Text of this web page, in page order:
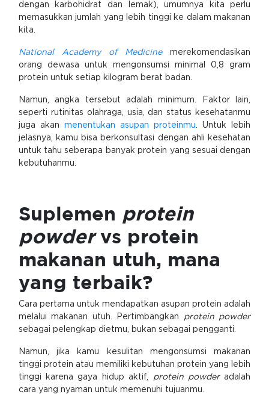
dengan karbohidrat dan lemak), umumnya kita perlu
memasukkan jumlah yang lebih tinggi ke dalam makanan
kita.
National Academy of Medicinemerekomendasikan
orang dewasa untuk mengonsumsi minimal 0,8 gram
protein untuk setiap kilogram berat badan.
Namun, angka tersebut adalah minimum. Faktor lain,
seperti rutinitas olahraga, usia, dan status kesehatanmu
juga akan menentukan asupan proteinmu. Untuk lebih
jelasnya, kamu bisa berkonsultasi dengan ahli kesehatan
untuk tahu seberapa banyak protein yang sesuai dengan
kebutuhanmu.
Suplemen protein
powdervs protein
makanan utuh, mana
yang terbaik?
Cara pertama untuk mendapatkan asupan protein adalah
melalui makanan utuh. Pertimbangkan protein powder
sebagai pelengkap dietmu, bukan sebagai pengganti.
Namun, jika kamu kesulitan mengonsumsi makanan
tinggi protein atau memiliki kebutuhan protein yang lebih
tinggi karena gaya hidup aktif, protein powderadalah
cara yang nyaman untuk memenuhi tujuanmu.